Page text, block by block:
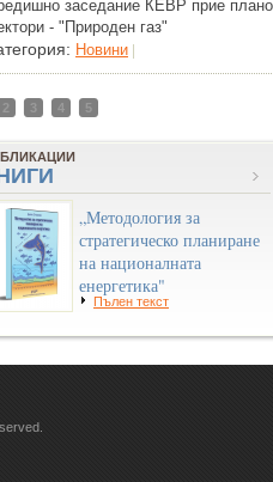
заседание КЕВР прие
- "Природен газ"
Новини |
2 3 4 5
„Методология за
стратегическо планиране
на националната
енергетика"
Пълен текст